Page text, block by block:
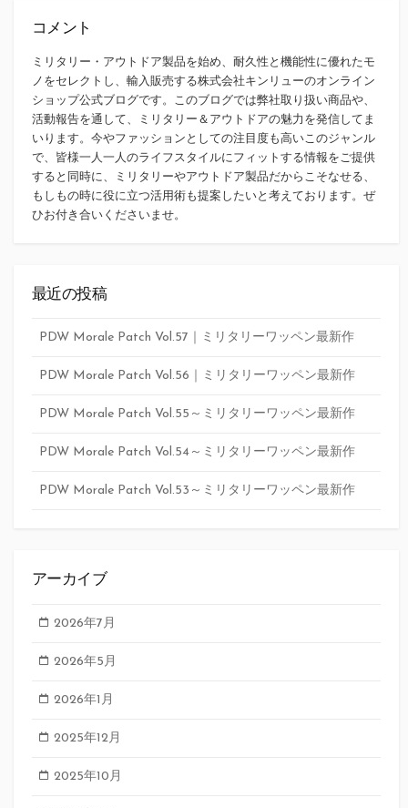
コメント
ミリタリー・アウトドア製品を始め、耐久性と機能性に優れたモ
ノをセレクトし、輸入販売する株式会社キンリューのオンライン
ショップ公式ブログです。このブログでは弊社取り扱い商品や、
活動報告を通して、ミリタリー＆アウトドアの魅力を発信してま
いります。今やファッションとしての注目度も高いこのジャンル
で、皆様一人一人のライフスタイルにフィットする情報をご提供
すると同時に、ミリタリーやアウトドア製品だからこそなせる、
もしもの時に役に立つ活用術も提案したいと考えております。ぜ
ひお付き合いくださいませ。
最近の投稿
PDW Morale Patch Vol.57｜ミリタリーワッペン最新作
PDW Morale Patch Vol.56｜ミリタリーワッペン最新作
PDW Morale Patch Vol.55～ミリタリーワッペン最新作
PDW Morale Patch Vol.54～ミリタリーワッペン最新作
PDW Morale Patch Vol.53～ミリタリーワッペン最新作
アーカイブ
2026年7月
2026年5月
2026年1月
2025年12月
2025年10月